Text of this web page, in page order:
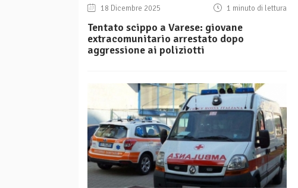
18 Dicembre 2025 1 minuto di lettura
Tentato scippo a Varese: giovane
extracomunitario arrestato dopo
aggressione ai poliziotti